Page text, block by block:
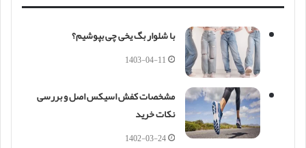
با شلوار بگ یخی چی بپوشیم؟
1403-04-11
مشخصات کفش اسیکس اصل و بررسی
نکات خرید
1402-03-24